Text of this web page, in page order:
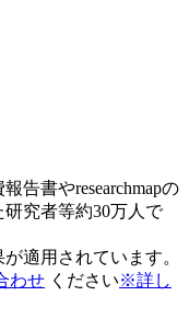
告書やresearchmapの
究者等約30万人で
適用されています。
わせ ください※詳し